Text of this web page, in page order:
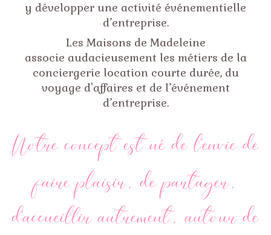
y développer une activité événementielle
d’entreprise.
Les Maisons de Madeleine
associe audacieusement les métiers de la
conciergerie location courte durée, du
voyage d'affaires et de l’événement
d’entreprise.
Notre concept est né de l’envie de
faire plaisir, de partager,
d’accueillir autrement, autour de